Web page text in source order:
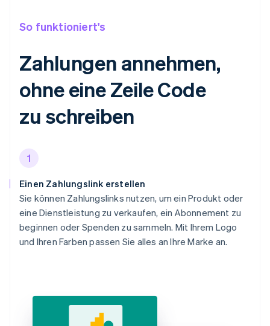
So funktioniert's
Zahlungen annehmen,
ohne eine Zeile Code
zu schreiben
1
Einen Zahlungslink erstellen
Sie können Zahlungslinks nutzen, um ein Produkt oder
eine Dienstleistung zu verkaufen, ein Abonnement zu
beginnen oder Spenden zu sammeln. Mit Ihrem Logo
und Ihren Farben passen Sie alles an Ihre Marke an.